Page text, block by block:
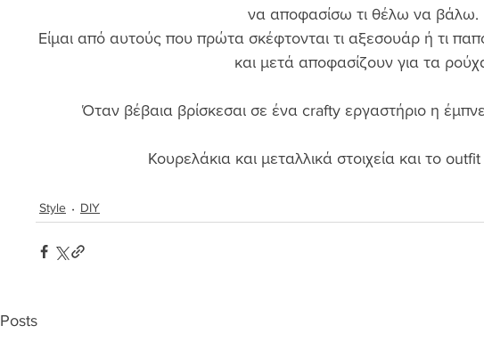
να αποφασίσω τι θέλω να βάλω.
Είμαι από αυτούς που πρώτα σκέφτονται τι αξεσουάρ ή τι
και μετά αποφασίζουν για τα
Όταν βέβαια βρίσκεσαι σε ένα crafty εργαστήριο η
Κουρελάκια και μεταλλικά στοιχεία και το outfit
Style DIY